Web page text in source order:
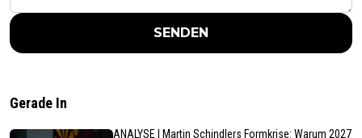
SENDEN
Gerade In
ANALYSE | Martin Schindlers Formkrise: Warum 2027